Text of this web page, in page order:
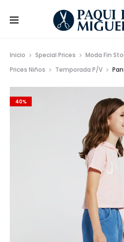
Inicio Special Prices Moda Fin
Prices Niños
Temporada P/V
40%